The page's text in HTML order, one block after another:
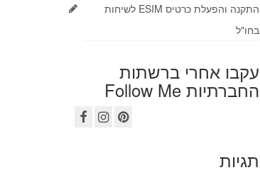
התקנה והפעלת כרטיס ESIM לשיחות
בחו"ל
עקבו אחרי ברשתות
החברתיות Follow Me
תגיות